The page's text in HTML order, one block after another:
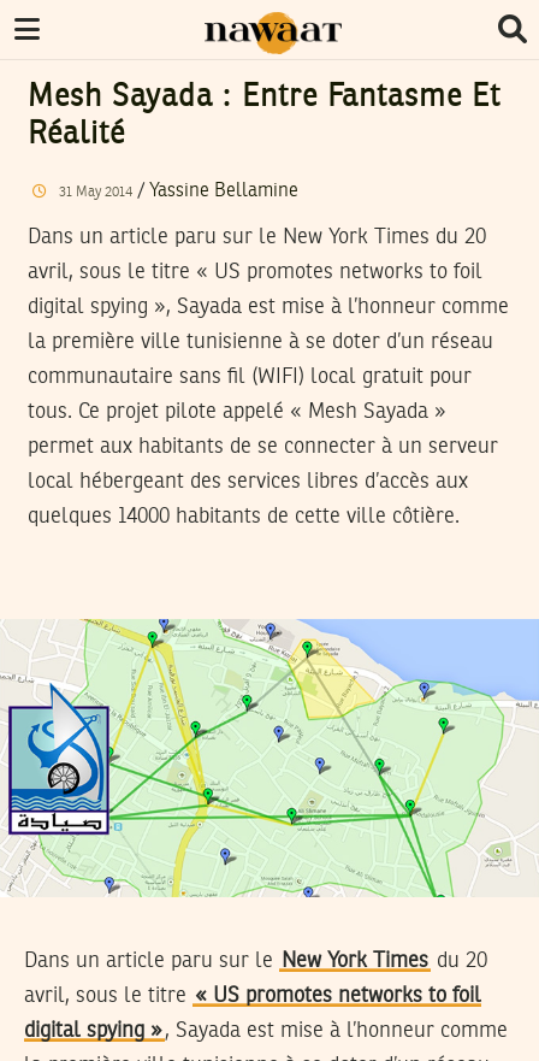
Mesh Sayada : Entre Fantasme Et
Réalité
31 May 2014/ Yassine Bellamine
Dans un article paru sur le New York Times du 20
avril, sous le titre « US promotes networks to foil
digital spying », Sayada est mise à l’honneur comme
la première ville tunisienne à se doter d’un réseau
communautaire sans fil (WIFI) local gratuit pour
tous. Ce projet pilote appelé « Mesh Sayada »
permet aux habitants de se connecter à un serveur
local hébergeant des services libres d’accès aux
quelques 14000 habitants de cette ville côtière.
Dans un article paru sur le New York Times du 20
avril, sous le titre « US promotes networks to foil
digital spying », Sayada est mise à l’honneur comme